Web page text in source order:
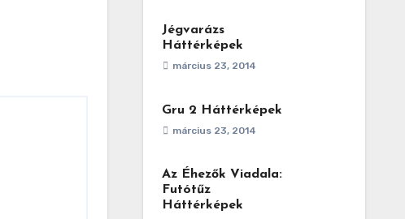
Jégvarázs
Háttérképek
március 23, 2014
Gru 2 Háttérképek
március 23, 2014
Az Éhezők Viadala:
Futótűz
Háttérképek